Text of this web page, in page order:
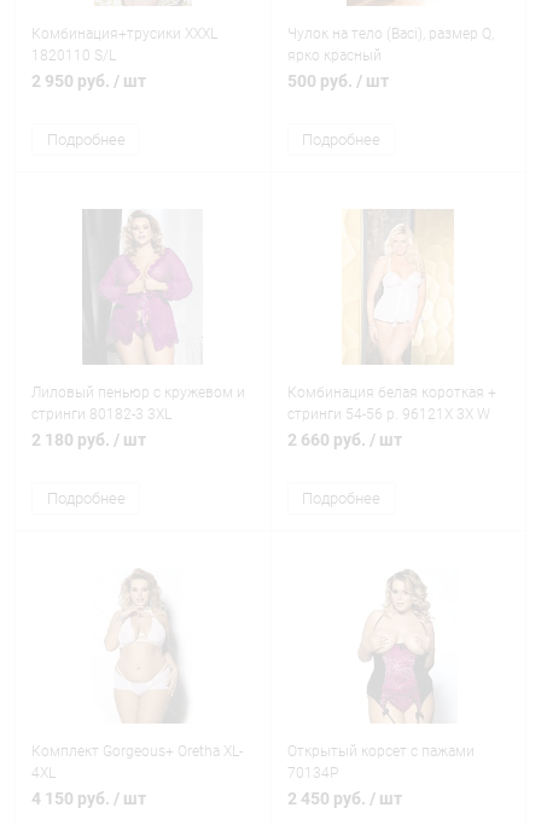
Комбинация+трусики XXXL
1820110 S/L
2 950 руб. / шт
Подробнее
Чулок на тело (Baci), размер Q,
ярко красный
500 руб. / шт
Подробнее
Лиловый пеньюр с кружевом и
стринги 80182-3 3XL
2 180 руб. / шт
Подробнее
Комбинация белая короткая +
стринги 54-56 р. 96121X 3X W
SH
2 660 руб. / шт
Подробнее
Комплект Gorgeous+ Oretha XL-
4XL
4 150 руб. / шт
Открытый корсет с пажами
70134P
2 450 руб. / шт